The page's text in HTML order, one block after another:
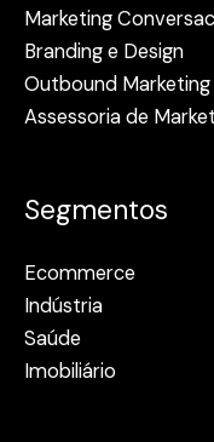
Marketing
Branding e Design
Outbound Marketing
Assessoria de
Segmentos
Ecommerce
Indústria
Saúde
Imobiliário